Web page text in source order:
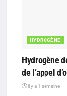
HYDROGÈNE
Hydrogène
de l’appel
il y a 1 semaine